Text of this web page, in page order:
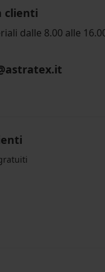
clienti
dalle 8.00 alle